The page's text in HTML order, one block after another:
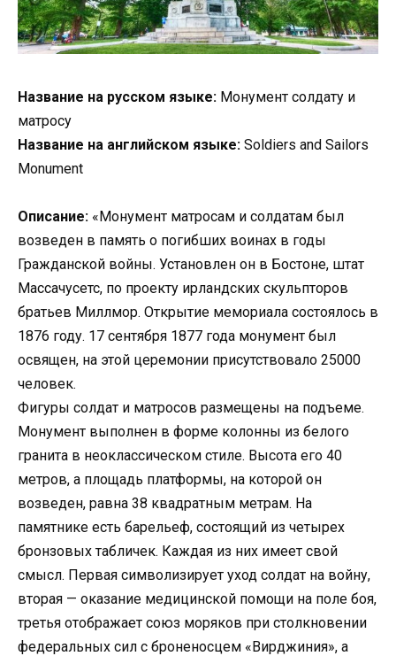
Название на русском языке: Монумент солдату и
матросу
Название на английском языке: Soldiers and Sailors
Monument
Описание: «Монумент матросам и солдатам был
возведен в память о погибших воинах в годы
Гражданской войны. Установлен он в Бостоне, штат
Массачусетс, по проекту ирландских скульпторов
братьев Миллмор. Открытие мемориала состоялось в
1876 году. 17 сентября 1877 года монумент был
освящен, на этой церемонии присутствовало 25000
человек.
Фигуры солдат и матросов размещены на подъеме.
Монумент выполнен в форме колонны из белого
гранита в неоклассическом стиле. Высота его 40
метров, а площадь платформы, на которой он
возведен, равна 38 квадратным метрам. На
памятнике есть барельеф, состоящий из четырех
бронзовых табличек. Каждая из них имеет свой
смысл. Первая символизирует уход солдат на войну,
вторая — оказание медицинской помощи на поле боя,
третья отображает союз моряков при столкновении
федеральных сил с броненосцем «Вирджиния», а